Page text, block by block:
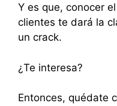
Y es que, conocer
clientes te dará la
un crack.
¿Te interesa?
Entonces, quédate